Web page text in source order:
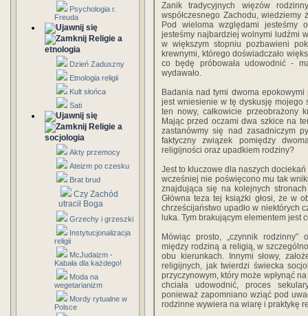
Psychologia r.
Freuda
Religie a
etnologia
Dzień Zaduszny
Etnologia religii
Kult słońca
Sati
Religie a
socjologia
Akty przemocy
Ateizm po czesku
Brat brud
Czy Zachód
utracił Boga
Grzechy i grzeszki
Instytucjonalizacja
religii
McJudaizm -
Kabała dla każdego!
Moda na
wegetarianizm
Mordy rytualne w
Polsce
Zanik tradycyjnych więzów
współczesnego Zachodu,
Pod wieloma względami jesteśmy
jesteśmy najbardziej wolnymi ludźmi
w większym stopniu pozbawieni
krewnymi, którego doświadczało
co będę próbowała udowodnić -
wydawało.
Badania nad tymi dwoma
jest wniesienie w tę dyskusję mojego
ten nowy, całkowicie przeobrażony
Mając przed oczami dwa szkice na
zastanówmy się nad zasadniczym
faktyczny związek pomiędzy
religijności oraz upadkiem rodziny?
Jest to kluczowe dla naszych
wcześniej nie poświęcono mu tak
znajdująca się na kolejnych
Główna teza tej książki głosi, że w
chrześcijaństwo upadło w niektórych
luka. Tym brakującym elementem jest
Mówiąc prosto, „czynnik rodzinny”
między rodziną a religią, w
obu kierunkach. Innymi słowy,
religijnych, jak twierdzi świecka
przyczynowym, który może wpłynąć
chciała udowodnić, proces
ponieważ zapomniano wziąć pod
rodzinne wywiera na wiarę i praktykę